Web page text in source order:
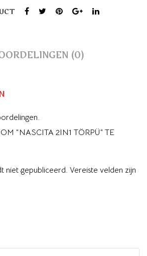
(0)
“NASCITA 2IN1 TÖRPÜ” TE
niet gepubliceerd. Vereiste velden zijn